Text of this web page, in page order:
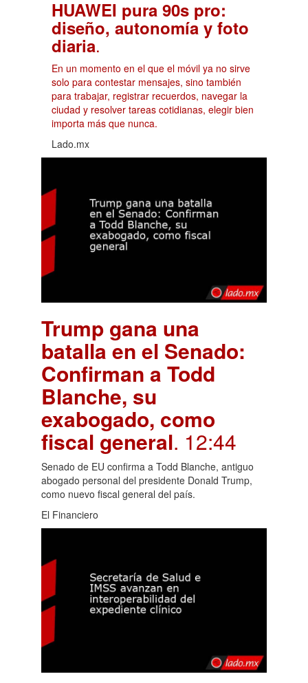
HUAWEI pura 90s pro:
diseño, autonomía y foto
diaria.
En un momento en el que el móvil ya no sirve
solo para contestar mensajes, sino también
para trabajar, registrar recuerdos, navegar la
ciudad y resolver tareas cotidianas, elegir bien
importa más que nunca.
Lado.mx
Trump gana una
batalla en el Senado:
Confirman a Todd
Blanche, su
exabogado, como
fiscal general. 12:44
Senado de EU confirma a Todd Blanche, antiguo
abogado personal del presidente Donald Trump,
como nuevo fiscal general del país.
El Financiero